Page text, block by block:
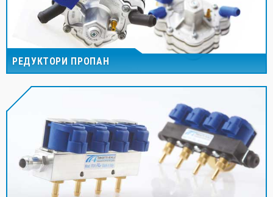
РЕДУКТОРИ ПРОПАН